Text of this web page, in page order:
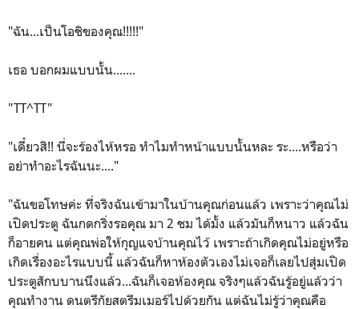
"ฉัน...เป็นโอชิของคุณ!!!!!"
เธอ บอกผมแบบนั้น.......
"TT^TT"
"เดี๋ยวสิ!! นี่จะร้องไห้หรอ ทำไมทำหน้าแบบนั้นหละ ระ....หรือว่า
อย่าทำอะไรฉันนะ...."
"ฉันขอโทษค่ะ ที่จริงฉันเข้ามาในบ้านคุณก่อนแล้ว เพราะว่าคุณไม่
เปิดประตู ฉันกดกริ่งรอคุณ มา 2 ชม ได้มั้ง แล้วมันก็หนาว แล้วฉัน
ก็อายคน แต่คุณพ่อให้กุญแจบ้านคุณไว้ เพราะถ้าเกิดคุณไม่อยู่หรือ
เกิดเรื่องอะไรแบบนี้ แล้วฉันก็หาห้องตัวเองไม่เจอก็เลยไปสุ่มเปิด
ประตูสักบบานนึงแล้ว...ฉันก็เจอห้องคุณ จริงๆแล้วฉันรู้อยู่แล้วว่า
คุณทำงาน ดนตรีกัยสตรีมเมอร์ไปด้วยกัน แต่ฉันไม่รู้ว่าคุณคือ